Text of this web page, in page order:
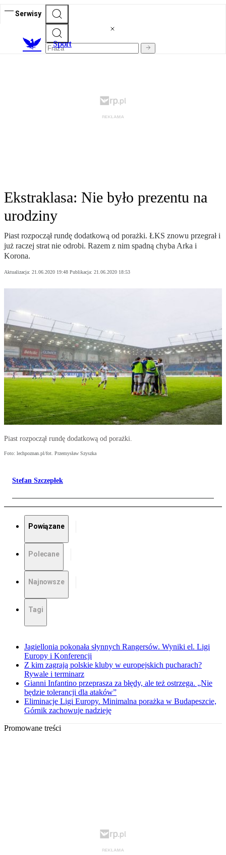
Serwisy
Sport
Ekstraklasa: Nie było prezentu na
urodziny
Piast rozpoczął rundę dodatkową od porażki. ŁKS znowu przegrał i
już raczej strat nie odrobi. Razem z nim spadną chyba Arka i
Korona.
Aktualizacja: 21.06.2020 19:48 Publikacja: 21.06.2020 18:53
Piast rozpoczął rundę dodatkową od porażki.
Foto: lechpoznan.pl/fot. Przemysław Szyszka
Stefan Szczepłek
Powiązane
Polecane
Najnowsze
Tagi
Jagiellonia pokonała słynnych Rangersów. Wyniki el. Ligi
Europy i Konferencji
Z kim zagrają polskie kluby w europejskich pucharach?
Rywale i terminarz
Gianni Infantino przeprasza za błędy, ale też ostrzega. „Nie
będzie tolerancji dla ataków”
Eliminacje Ligi Europy. Minimalna porażka w Budapeszcie,
Górnik zachowuje nadzieję
Promowane treści